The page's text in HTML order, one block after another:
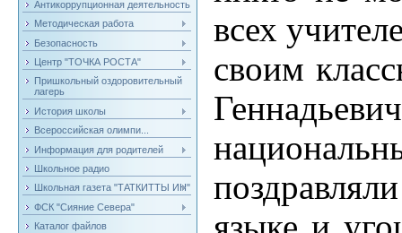
Антикоррупционная деятельность
Методическая работа
Безопасность
Центр "ТОЧКА РОСТА"
Пришкольный оздоровительный
лагерь
История школы
Всероссийская олимпи...
Информация для родителей
Школьное радио
Школьная газета "ТАТКИТТЫ ИН"
ФСК "Сияние Севера"
Каталог файлов
всех
своим